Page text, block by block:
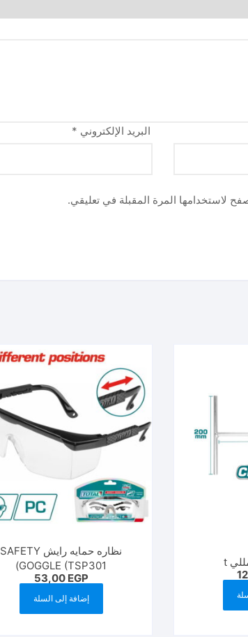
البريد الإلكتروني *
لاستخدامها المرة المقبلة في تعليقي.
نظاره حمايه رايش SAFETY
GOGGLE (TSP301)
53,00 EGP
إضافة إلى السلة